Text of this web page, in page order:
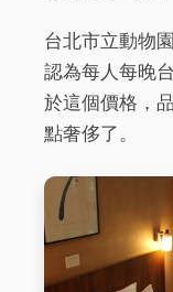
台北市立動物
認為每人每晚
於這個價格，
點奢侈了。